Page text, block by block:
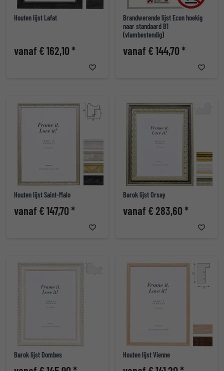
Houten lijst Lafat
vanaf € 162,10 *
Brandwerende lijst Econ hoekig
naar standaard B1
(vlambestendig)
vanaf € 144,70 *
Houten lijst Saint-Malo
vanaf € 147,70 *
Barok lijst Orsay
vanaf € 283,60 *
Barok lijst Dombes Houten lijst Vienne